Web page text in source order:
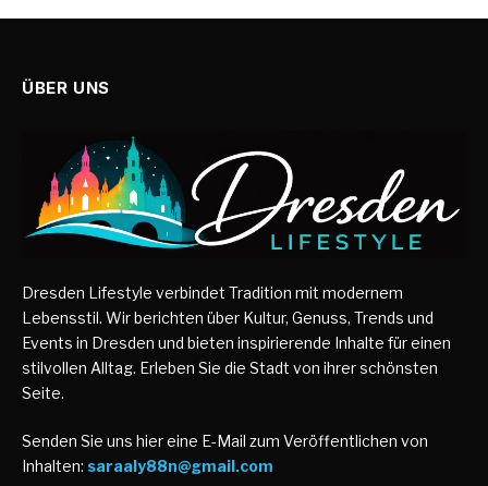
ÜBER UNS
Dresden Lifestyle verbindet Tradition mit modernem
Lebensstil. Wir berichten über Kultur, Genuss, Trends und
Events in Dresden und bieten inspirierende Inhalte für einen
stilvollen Alltag. Erleben Sie die Stadt von ihrer schönsten
Seite.
Senden Sie uns hier eine E-Mail zum Veröffentlichen von
Inhalten: saraaly88n@gmail.com